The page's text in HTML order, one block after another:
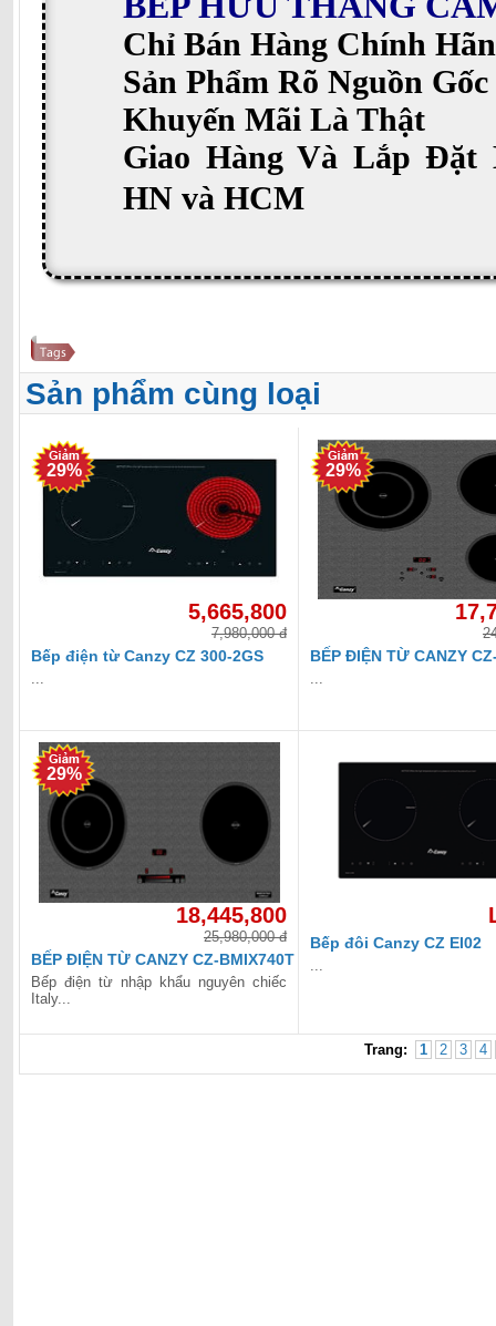
Chỉ Bán Hàng Chính
Sản Phẩm Rõ Nguồn
Khuyến Mãi Là Thật
Giao Hàng Và Lắp Đặt
HN và HCM
Sản phẩm cùng loại
29%
5,665,800
7,980,000 đ
Bếp điện từ Canzy CZ 300-2GS
...
29%
BẾP ĐIỆN TỪ CANZY
...
29%
18,445,800
25,980,000 đ
BẾP ĐIỆN TỪ CANZY CZ-BMIX740T
Bếp điện từ nhập khẩu nguyên chiếc
Italy...
Bếp đôi Canzy CZ EI02
...
Trang: 1 2 3 4